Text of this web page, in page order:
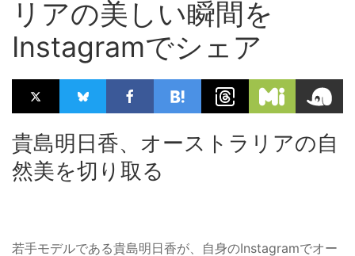
リアの美しい瞬間を
Instagramでシェア
貴島明日香、オーストラリアの自
然美を切り取る
若手モデルである貴島明日香が、自身のInstagramでオー